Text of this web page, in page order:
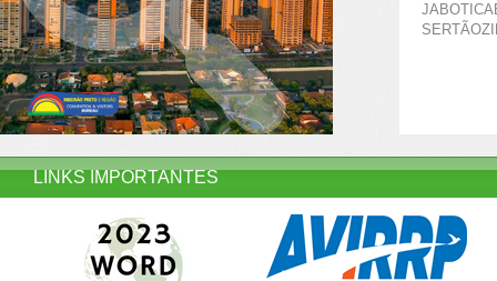
LINKS IMPORTANTES